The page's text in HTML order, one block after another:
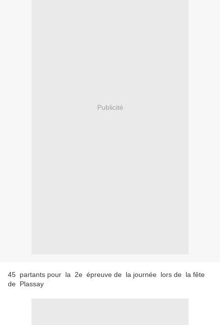
Publicité
45 partants pour la 2e épreuve de la journée lors de la fête
de Plassay